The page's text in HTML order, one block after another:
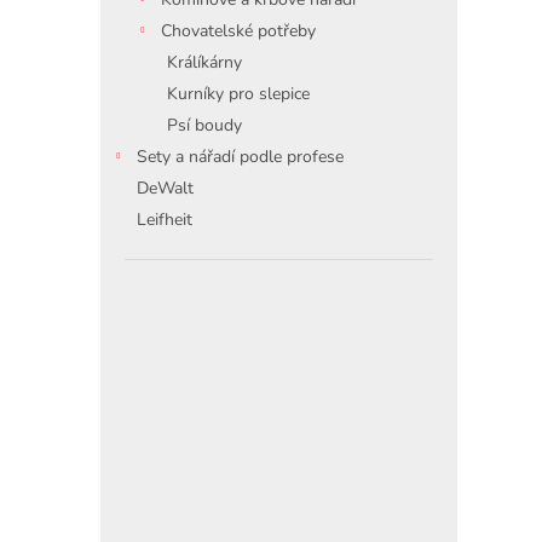
Chovatelské potřeby
Králíkárny
Kurníky pro slepice
Psí boudy
Sety a nářadí podle profese
DeWalt
Leifheit